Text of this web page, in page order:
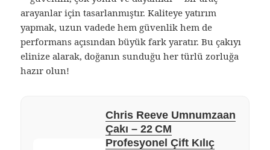
arayanlar için tasarlanmıştır. Kaliteye yatırım
yapmak, uzun vadede hem güvenlik hem de
performans açısından büyük fark yaratır. Bu çakıyı
elinize alarak, doğanın sunduğu her türlü zorluğa
hazır olun!
Chris Reeve Umnumzaan
Çakı – 22 CM
Profesyonel Çift Kılıç